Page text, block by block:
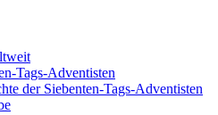
Tags-Adventisten
der Siebenten-Tags-Adventisten